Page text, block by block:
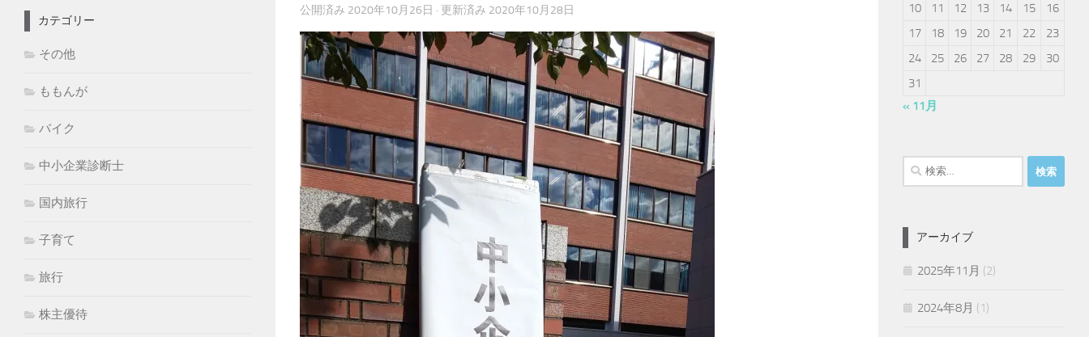
公開済み 2020年10月26日 · 更新済み 2020年10月28日
カテゴリー
その他
ももんが
バイク
中小企業診断士
国内旅行
子育て
旅行
株主優待
10
11 12 13 14 15
16
17
18 19 20 21 22
23
24
25 26 27 28 29
30
31
« 11月
検
索:
アーカイブ
2025年11月 (2)
2024年8月 (1)